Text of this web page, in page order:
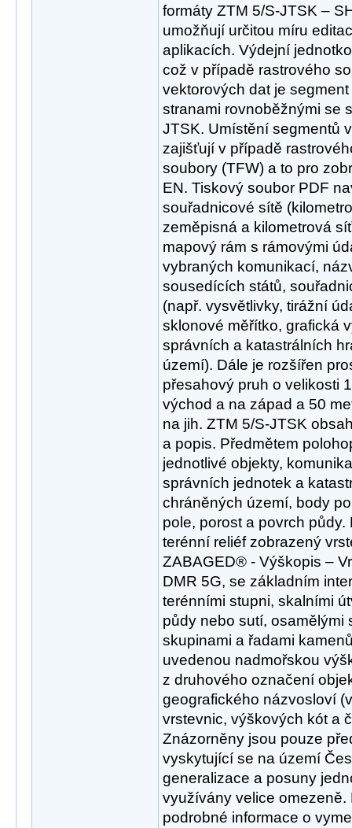
formáty ZTM 5/S-JTSK –
umožňují určitou míru
aplikacích. Výdejní
což v případě rastrového
vektorových dat je
stranami rovnoběžnými se
JTSK. Umístění segmentů
zajišťují v případě
soubory (TFW) a to pro
EN. Tiskový soubor PDF
souřadnicové sítě
zeměpisná a kilometrová
mapový rám s rámovými
vybraných komunikací,
sousedících států,
(např. vysvětlivky, tirážní
sklonové měřítko, grafická
správních a katastrálních
území). Dále je rozšířen
přesahový pruh o velikosti
východ a na západ a 50
na jih. ZTM 5/S-JTSK
a popis. Předmětem
jednotlivé objekty,
správních jednotek a
chráněných území, body
pole, porost a povrch
terénní reliéf zobrazený
ZABAGED® - Výškopis –
DMR 5G, se základním
terénními stupni, skalními
půdy nebo sutí, osamělými
skupinami a řadami
uvedenou nadmořskou
z druhového označení
geografického názvosloví
vrstevnic, výškových kót a
Znázorněny jsou pouze
vyskytující se na území
generalizace a posuny
využívány velice omezeně.
podrobné informace o